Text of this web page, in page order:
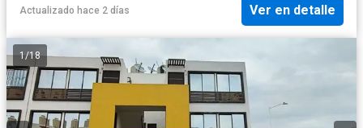
Actualizado hace 2 días Ver en detalle
1/18